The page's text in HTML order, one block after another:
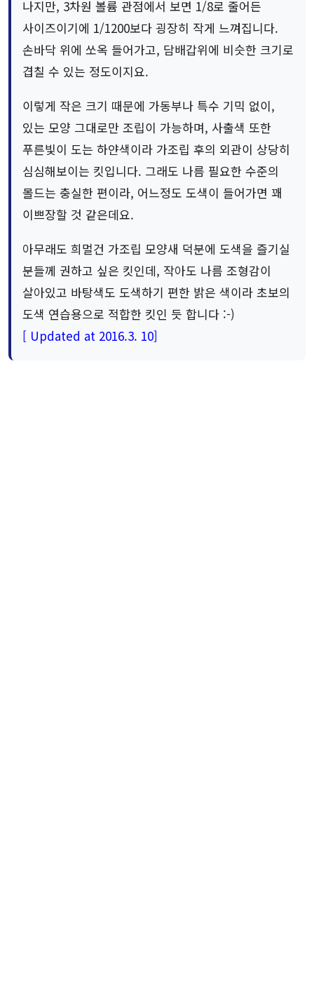
나지만, 3차원 볼륨 관점에서 보면 1/8로 줄어든
사이즈이기에 1/1200보다 굉장히 작게 느껴집니다.
손바닥 위에 쏘옥 들어가고, 담배갑위에 비슷한 크기로
겹칠 수 있는 정도이지요.
이렇게 작은 크기 때문에 가동부나 특수 기믹 없이,
있는 모양 그대로만 조립이 가능하며, 사출색 또한
푸른빛이 도는 하얀색이라 가조립 후의 외관이 상당히
심심해보이는 킷입니다. 그래도 나름 필요한 수준의
몰드는 충실한 편이라, 어느정도 도색이 들어가면 꽤
이쁘장할 것 같은데요.
아무래도 희멀건 가조립 모양새 덕분에 도색을 즐기실
분들께 권하고 싶은 킷인데, 작아도 나름 조형감이
살아있고 바탕색도 도색하기 편한 밝은 색이라 초보의
도색 연습용으로 적합한 킷인 듯 합니다 :-)
[ Updated at 2016.3. 10]